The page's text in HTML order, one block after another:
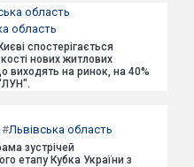
область
область
спостерігається
нових житлових
виходять на ринок, на 40%
#Львівська область
зустрічей
етапу Кубка України з